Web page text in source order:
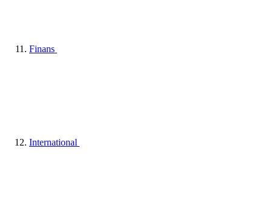
Finans
International